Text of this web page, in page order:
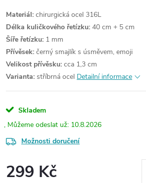
Materiál: chirurgická ocel 316L
Délka kuličkového řetízku: 40 cm + 5 cm
Šíře řetízku: 1 mm
Přívěsek: černý smajlík s úsměvem, emoji
Velikost přívěsku: cca 1,3 cm
Varianta: stříbrná ocel Detailní informace
Skladem
10.8.2026
Možnosti doručení
299 Kč